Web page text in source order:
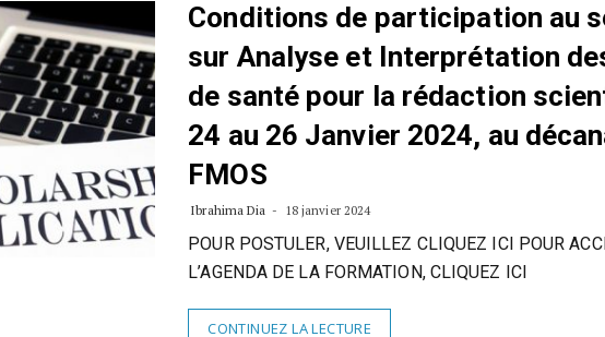
Conditions de participation au
sur Analyse et Interprétation
de santé pour la rédaction
24 au 26 Janvier 2024, au
FMOS
Ibrahima Dia 18 janvier 2024
POUR POSTULER, VEUILLEZ CLIQUEZ ICI POUR
L’AGENDA DE LA FORMATION, CLIQUEZ ICI
CONTINUEZ LA LECTURE